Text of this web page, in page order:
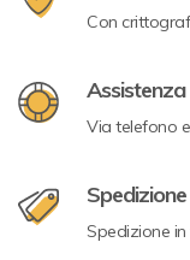
Con
Via telefono
Spedizione